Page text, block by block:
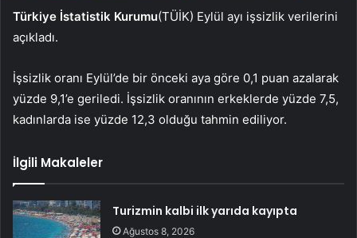
Türkiye İstatistik Kurumu(TÜİK) Eylül ayı işsizlik verilerini
açıkladı.
İşsizlik oranı Eylül’de bir önceki aya göre 0,1 puan azalarak
yüzde 9,1’e geriledi. İşsizlik oranının erkeklerde yüzde 7,5,
kadınlarda ise yüzde 12,3 olduğu tahmin ediliyor.
İlgili Makaleler
Turizmin kalbi ilk yarıda kayıpta
Ağustos 8, 2026